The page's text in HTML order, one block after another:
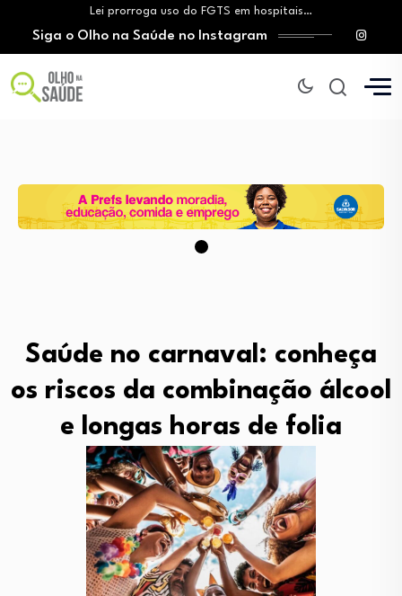
Lei prorroga uso do FGTS em hospitais…
Brasil registra alta taxa de diagnósticos tardios…
O Monte Tabor entrega à Bahia um…
Aleitamento materno: Salvador amplia ações de incentivo…
Medicamento incorporado ao SUS reduz em até…
Siga o Olho na Saúde no Instagram
Saúde no carnaval: conheça
os riscos da combinação álcool
e longas horas de folia